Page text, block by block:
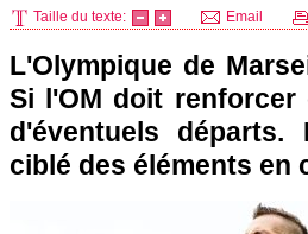
Taille du texte: Email
L'Olympique de
Si l'OM doit
d'éventuels
ciblé des éléments en